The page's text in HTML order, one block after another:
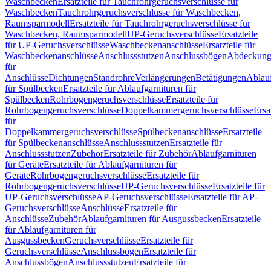
WaschbeckenTauchrohrgeruchsverschlüsse für Waschbecken,
RaumsparmodellErsatzteile für Tauchrohrgeruchsverschlüsse für
Waschbecken, RaumsparmodellUP-GeruchsverschlüsseErsatzteile
für UP-GeruchsverschlüsseWaschbeckenanschlüsseErsatzteile für
WaschbeckenanschlüsseAnschlussstutzenAnschlussbögen
für
AnschlüsseDichtungenStandrohreVerlängerungenBetätigungen
für SpülbeckenErsatzteile für Ablaufgarnituren für
SpülbeckenRohrbogengeruchsverschlüsseErsatzteile für
RohrbogengeruchsverschlüsseDoppelkammergeruchsverschlüsse
für
DoppelkammergeruchsverschlüsseSpülbeckenanschlüsseErsatzteile
für SpülbeckenanschlüsseAnschlussstutzenErsatzteile für
AnschlussstutzenZubehörErsatzteile für ZubehörAblaufgarnituren
für GeräteErsatzteile für Ablaufgarnituren für
GeräteRohrbogengeruchsverschlüsseErsatzteile für
RohrbogengeruchsverschlüsseUP-GeruchsverschlüsseErsatzteile für
UP-GeruchsverschlüsseAP-GeruchsverschlüsseErsatzteile für AP-
GeruchsverschlüsseAnschlüsseErsatzteile für
AnschlüsseZubehörAblaufgarnituren für AusgussbeckenErsatzteile
für Ablaufgarnituren für
AusgussbeckenGeruchsverschlüsseErsatzteile für
GeruchsverschlüsseAnschlussbögenErsatzteile für
AnschlussbögenAnschlussstutzenErsatzteile für